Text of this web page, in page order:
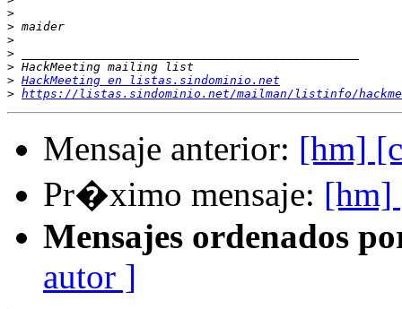
>
>
>
>
>
> HackMeeting en listas.sindominio.net
> https://listas.sindominio.net/mailman/listinfo/
Mensaje anterior: [hm]
Pr�ximo mensaje: [hm]
Mensajes ordenados
autor ]